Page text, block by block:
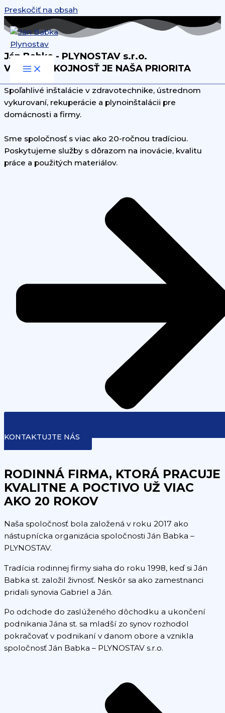
Preskočiť na obsah
Ján Babka - PLYNOSTAV s.r.o.
VAŠA SPOKOJNOSŤ JE NAŠA PRIORITA
Spoľahlivé inštalácie v zdravotechnike, ústrednom
vykurovaní, rekuperácie a plynoinštalácii pre
domácnosti a firmy.
Sme spoločnosť s viac ako 20-ročnou tradíciou.
Poskytujeme služby s dôrazom na inovácie, kvalitu
práce a použitých materiálov.
KONTAKTUJTE NÁS
RODINNÁ FIRMA, KTORÁ PRACUJE
KVALITNE A POCTIVO UŽ VIAC
AKO 20 ROKOV
Naša spoločnosť bola založená v roku 2017 ako
nástupnícka organizácia spoločnosti Ján Babka –
PLYNOSTAV.
Tradícia rodinnej firmy siaha do roku 1998, keď si Ján
Babka st. založil živnosť. Neskôr sa ako zamestnanci
pridali synovia Gabriel a Ján.
Po odchode do zaslúženého dôchodku a ukončení
podnikania Jána st. sa mladší zo synov rozhodol
pokračovať v podnikaní v danom obore a vznikla
spoločnosť Ján Babka – PLYNOSTAV s.r.o.